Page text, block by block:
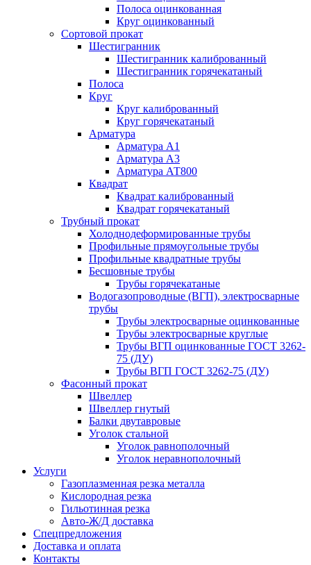
Полоса оцинкованная
Круг оцинкованный
Сортовой прокат
Шестигранник
Шестигранник калиброванный
Шестигранник горячекатаный
Полоса
Круг
Круг калиброванный
Круг горячекатаный
Арматура
Арматура А1
Арматура А3
Арматура АТ800
Квадрат
Квадрат калиброванный
Квадрат горячекатаный
Трубный прокат
Холоднодеформированные трубы
Профильные прямоугольные трубы
Профильные квадратные трубы
Бесшовные трубы
Трубы горячекатаные
Водогазопроводные (ВГП), электросварные
трубы
Трубы электросварные оцинкованные
Трубы электросварные круглые
Трубы ВГП оцинкованные ГОСТ 3262-
75 (ДУ)
Трубы ВГП ГОСТ 3262-75 (ДУ)
Фасонный прокат
Швеллер
Швеллер гнутый
Балки двутавровые
Уголок стальной
Уголок равнополочный
Уголок неравнополочный
Услуги
Газоплазменная резка металла
Кислородная резка
Гильотинная резка
Авто-Ж/Д доставка
Спецпредложения
Доставка и оплата
Контакты